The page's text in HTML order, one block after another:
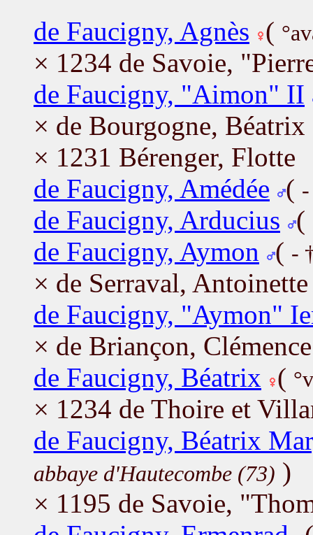
de Faucigny, Agnès (
× 1234 de Savoie,
de Faucigny, "Aimon" II
× de Bourgogne, Béatrix
× 1231 Bérenger, Flotte
de Faucigny, Amédée (
de Faucigny, Arducius (
de Faucigny, Aymon ( -
× de Serraval, Antoinette
de Faucigny, "Aymon"
× de Briançon, Clémence
de Faucigny, Béatrix (
× 1234 de Thoire et
de Faucigny, Béatrix
abbaye d'Hautecombe (73) )
× 1195 de Savoie,